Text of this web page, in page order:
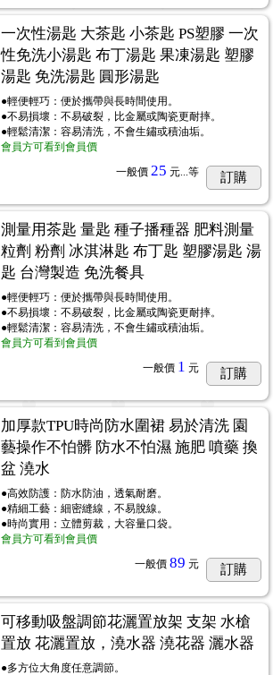
一次性湯匙 大茶匙 小茶匙 PS塑膠 一次
性免洗小湯匙 布丁湯匙 果凍湯匙 塑膠
湯匙 免洗湯匙 圓形湯匙
●輕便輕巧：便於攜帶與長時間使用。
●不易損壞：不易破裂，比金屬或陶瓷更耐摔。
●輕鬆清潔：容易清洗，不會生鏽或積油垢。
會員方可看到會員價
一般價 25 元...等 訂購
測量用茶匙 量匙 種子播種器 肥料測量
粒劑 粉劑 冰淇淋匙 布丁匙 塑膠湯匙 湯
匙 台灣製造 免洗餐具
●輕便輕巧：便於攜帶與長時間使用。
●不易損壞：不易破裂，比金屬或陶瓷更耐摔。
●輕鬆清潔：容易清洗，不會生鏽或積油垢。
會員方可看到會員價
一般價 1 元 訂購
加厚款TPU時尚防水圍裙 易於清洗 園
藝操作不怕髒 防水不怕濕 施肥 噴藥 換
盆 澆水
●高效防護：防水防油，透氣耐磨。
●精細工藝：細密縫線，不易脫線。
●時尚實用：立體剪裁，大容量口袋。
會員方可看到會員價
一般價 89 元 訂購
可移動吸盤調節花灑置放架 支架 水槍
置放 花灑置放，澆水器 澆花器 灑水器
●多方位大角度任意調節。